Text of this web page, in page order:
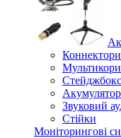
Коннектори
Мультикори
Звуковий
Стійки
Моніторингові